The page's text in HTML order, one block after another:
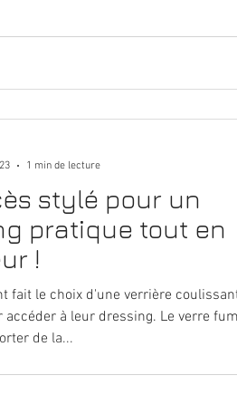
stylé pour un
pratique tout en
!
fait le choix d'une verrière
accéder à leur dressing. Le verre
de la...
1 min de lecture